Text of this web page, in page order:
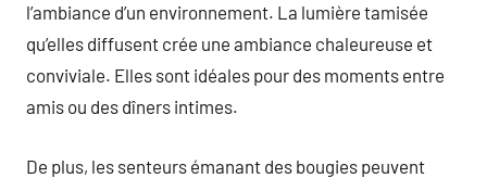
l’ambiance d’un environnement. La lumière tamisée
qu’elles diffusent crée une ambiance chaleureuse et
conviviale. Elles sont idéales pour des moments entre
amis ou des dîners intimes.
De plus, les senteurs émanant des bougies peuvent